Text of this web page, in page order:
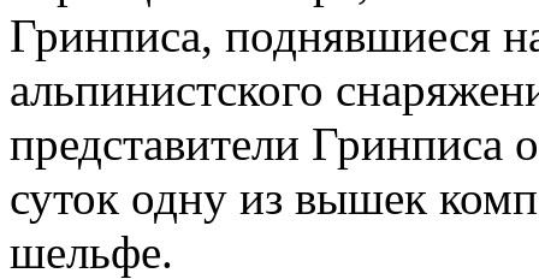
Гринписа, поднявшиеся
альпинистского
представители Гринписа
суток одну из вышек
шельфе.